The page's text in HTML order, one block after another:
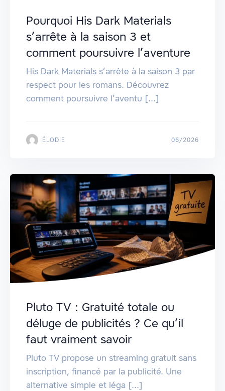
Pourquoi His Dark Materials
s’arrête à la saison 3 et
comment poursuivre l’aventure
His Dark Materials s’arrête à la saison 3 par
respect pour les romans. Découvrez
comment poursuivre l’aventu [...]
ÉLODIE 06/2026
Pluto TV : Gratuité totale ou
déluge de publicités ? Ce qu’il
faut vraiment savoir
Pluto TV propose un streaming gratuit sans
inscription, financé par la publicité. Une
alternative simple et léga [...]